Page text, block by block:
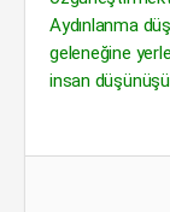
Aydınlanma
geleneğine
insan